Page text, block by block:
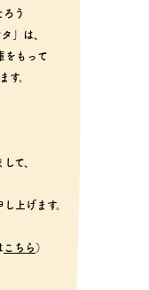
ろう
」は、
をもって
す。
て、
上げます。
こちら ）